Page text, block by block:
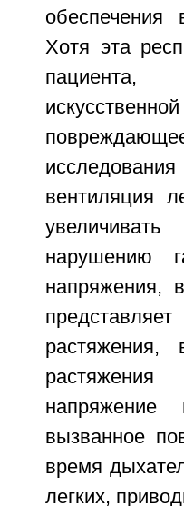
обеспечения
Хотя эта
пациента,
вентиляция
нарушению
напряжения,
растяжения,
напряжение
вызванное
время
легких,